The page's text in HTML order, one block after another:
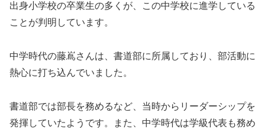
出身小学校の卒業生の多くが、この中学校に進学している
ことが判明しています。
中学時代の藤嶌さんは、書道部に所属しており、部活動に
熱心に打ち込んでいました。
書道部では部長を務めるなど、当時からリーダーシップを
発揮していたようです。また、中学時代は学級代表も務め